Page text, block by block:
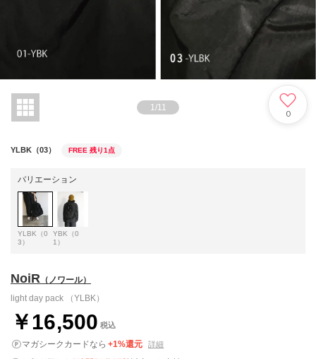
1 /11
0
YLBK（03） FREE 残り1点
バリエーション
YLBK（0
3）
YBK（0
1）
NoiR （ノワール）
light day pack （YLBK）
￥16,500 税込
マガシークカードなら +1%還元 詳細